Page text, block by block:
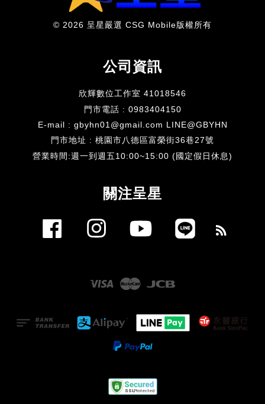
© 2026 呈星嚴選 CSG Mobile版權所有
公司資訊
欣輝數位工作室 41018546
門市電話 : 0983404150
E-mail : gbyhn01@gmail.com LINE@GBYHN
門市地址 : 桃園市八德區富榮街36巷27號
​營業時間:週一到週五10:00~15:00 (國定假日休息)
關注呈星
Facebook Instagram YouTube
Visa Master